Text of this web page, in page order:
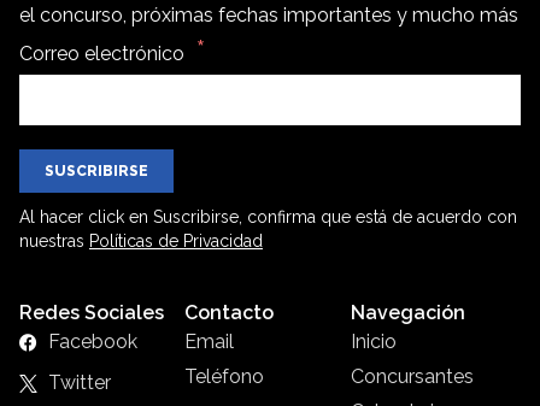
el concurso, próximas fechas importantes y mucho más
Correo electrónico
SUSCRIBIRSE
Al hacer click en Suscribirse, confirma que está de acuerdo con
nuestras Políticas de Privacidad
Redes Sociales
Facebook
Twitter
Contacto
Email
Teléfono
Navegación
Inicio
Concursantes